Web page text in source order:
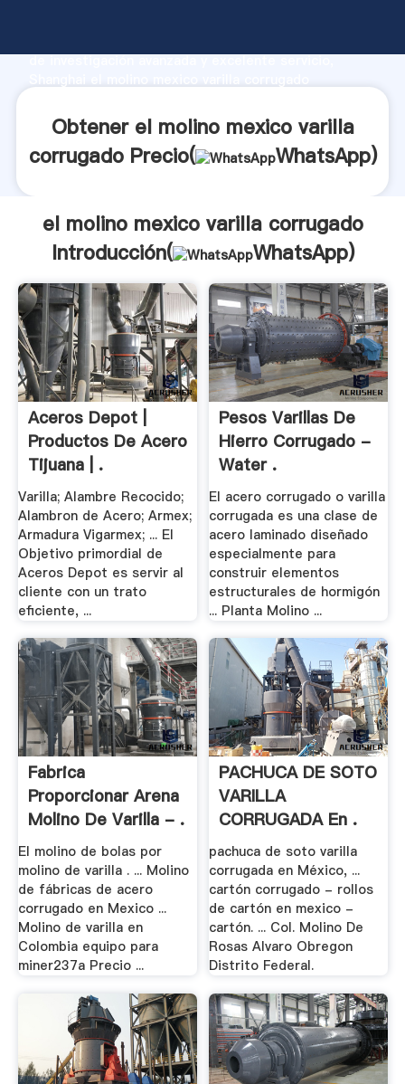
de investigación avanzada y excelente servicio,
clientes.
Obtener el molino mexico varilla
corrugado Precio(
WhatsApp)
el molino mexico varilla corrugado
Introducción(
WhatsApp)
Aceros Depot |
Productos De Acero
Tijuana | .
Varilla; Alambre Recocido;
Alambron de Acero; Armex;
Armadura Vigarmex; ... El
Objetivo primordial de
Aceros Depot es servir al
cliente con un trato
eficiente, ...
Pesos Varillas De
Hierro Corrugado -
Water .
El acero corrugado o varilla
corrugada es una clase de
acero laminado diseñado
especialmente para
construir elementos
estructurales de hormigón
... Planta Molino ...
Fabrica
Proporcionar Arena
Molino De Varilla - .
El molino de bolas por
molino de varilla . ... Molino
de fábricas de acero
corrugado en Mexico ...
Molino de varilla en
Colombia equipo para
miner237a Precio ...
PACHUCA DE SOTO
VARILLA
CORRUGADA En .
pachuca de soto varilla
corrugada en México, ...
cartón corrugado - rollos
de cartón en mexico -
cartón. ... Col. Molino De
Rosas Alvaro Obregon
Distrito Federal.